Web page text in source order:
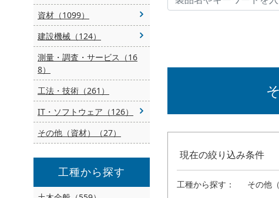
資材（1099）
建設機械（124）
測量・調査・サービス（16
8）
工法・技術（261）
IT・ソフトウェア（126）
その他（資材）（27）
工種から探す
現在の絞り込み条件
工種から探す： その他